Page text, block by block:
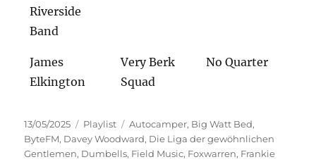
Riverside
Band
James
Elkington
Very Berk
Squad
No Quarter
Veröffentlicht
am
13/05/2025 Kategorien
Playlist Schlagwörter
Autocamper, Big Watt Bed,
ByteFM, Davey Woodward, Die Liga der gewöhnlichen
Gentlemen, Dumbells, Field Music, Foxwarren, Frankie